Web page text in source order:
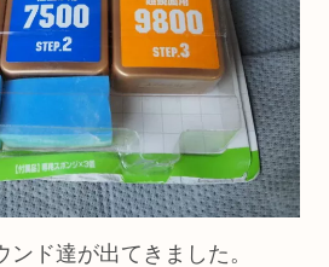
ド達が出てきました。